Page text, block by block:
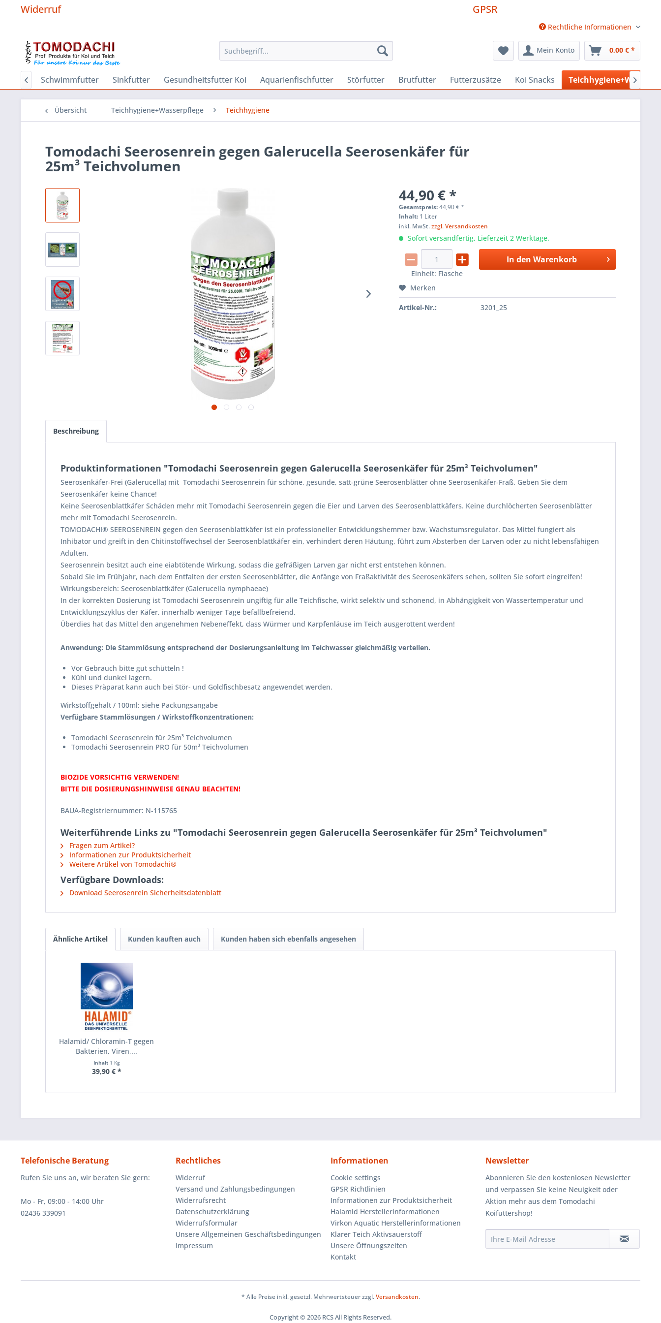
Widerruf GPSR
Rechtliche Informationen
Mein Konto 0,00 € *
Schwimmfutter Sinkfutter Gesundheitsfutter Koi Aquarienfischfutter Störfutter Brutfutter Futterzusätze Koi Snacks
 
Übersicht Teichhygiene+Wasserpflege Teichhygiene
Tomodachi Seerosenrein gegen Galerucella Seerosenkäfer für
25m³ Teichvolumen
44,90 € *
Gesamtpreis:44,90€*
Inhalt: 1 Liter
inkl. MwSt.zzgl. Versandkosten
Sofort versandfertig, Lieferzeit 2 Werktage.
Einheit: Flasche
In den Warenkorb
Merken
Artikel-Nr.: 3201_25
Beschreibung
Produktinformationen "Tomodachi Seerosenrein gegen Galerucella Seerosenkäfer für 25m³ Teichvolumen"
Seerosenkäfer-Frei (Galerucella) mit Tomodachi Seerosenrein für schöne, gesunde, satt-grüne Seerosenblätter ohne Seerosenkäfer-Fraß. Geben Sie dem
Seerosenkäfer keine Chance!
Keine Seerosenblattkäfer Schäden mehr mit Tomodachi Seerosenrein gegen die Eier und Larven des Seerosenblattkäfers. Keine durchlöcherten Seerosenblätter
mehr mit Tomodachi Seerosenrein.
TOMODACHI® SEEROSENREIN gegen den Seerosenblattkäfer ist ein professioneller Entwicklungshemmer bzw. Wachstumsregulator. Das Mittel fungiert als
Inhibator und greift in den Chitinstoffwechsel der Seerosenblattkäfer ein, verhindert deren Häutung, führt zum Absterben der Larven oder zu nicht lebensfähigen
Adulten.
Seerosenrein besitzt auch eine eiabtötende Wirkung, sodass die gefräßigen Larven gar nicht erst entstehen können.
Sobald Sie im Frühjahr, nach dem Entfalten der ersten Seerosenblätter, die Anfänge von Fraßaktivität des Seerosenkäfers sehen, sollten Sie sofort eingreifen!
Wirkungsbereich: Seerosenblattkäfer (Galerucella nymphaeae)
In der korrekten Dosierung ist Tomodachi Seerosenrein ungiftig für alle Teichfische, wirkt selektiv und schonend, in Abhängigkeit von Wassertemperatur und
Entwicklungszyklus der Käfer, innerhalb weniger Tage befallbefreiend.
Überdies hat das Mittel den angenehmen Nebeneffekt, dass Würmer und Karpfenläuse im Teich ausgerottent werden!
Anwendung: Die Stammlösung entsprechend der Dosierungsanleitung im Teichwasser gleichmäßig verteilen.
Vor Gebrauch bitte gut schütteln !
Kühl und dunkel lagern.
Dieses Präparat kann auch bei Stör- und Goldfischbesatz angewendet werden.
Wirkstoffgehalt / 100ml: siehe Packungsangabe
Verfügbare Stammlösungen / Wirkstoffkonzentrationen:
Tomodachi Seerosenrein für 25m³ Teichvolumen
Tomodachi Seerosenrein PRO für 50m³ Teichvolumen
BIOZIDE VORSICHTIG VERWENDEN!
BITTE DIE DOSIERUNGSHINWEISE GENAU BEACHTEN!
BAUA-Registriernummer: N-115765
Weiterführende Links zu "Tomodachi Seerosenrein gegen Galerucella Seerosenkäfer für 25m³ Teichvolumen"
Fragen zum Artikel?
Informationen zur Produktsicherheit
Weitere Artikel von Tomodachi®
Verfügbare Downloads:
Download Seerosenrein Sicherheitsdatenblatt
Ähnliche Artikel Kunden kauften auch Kunden haben sich ebenfalls angesehen
Halamid/ Chloramin-T gegen
Bakterien, Viren,...
Inhalt 1 Kg
39,90 € *
Telefonische Beratung
Rufen Sie uns an, wir beraten Sie gern:
Mo - Fr, 09:00 - 14:00 Uhr
02436 339091
Rechtliches
Widerruf
Versand und Zahlungsbedingungen
Widerrufsrecht
Datenschutzerklärung
Widerrufsformular
Unsere Allgemeinen Geschäftsbedingungen
Impressum
Informationen
Cookie settings
GPSR Richtlinien
Informationen zur Produktsicherheit
Halamid Herstellerinformationen
Virkon Aquatic Herstellerinformationen
Klarer Teich Aktivsauerstoff
Unsere Öffnungszeiten
Kontakt
Newsletter
Abonnieren Sie den kostenlosen Newsletter
und verpassen Sie keine Neuigkeit oder
Aktion mehr aus dem Tomodachi
Koifuttershop!
* Alle Preise inkl. gesetzl. Mehrwertsteuer zzgl.Versandkosten.
Copyright © 2026 RCS All Rights Reserved.